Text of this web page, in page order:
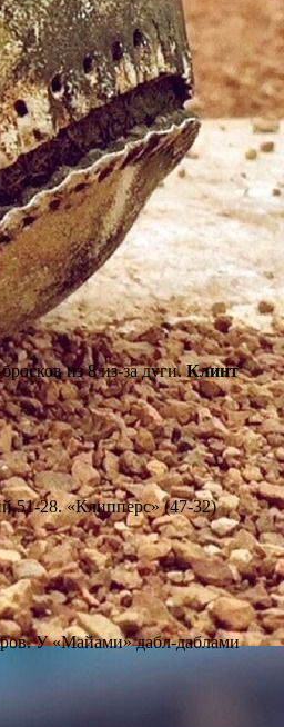
из 8 из-за дуги.Клинт
51-28. «Клипперс» (47-32)
У «Майами» дабл-даблами